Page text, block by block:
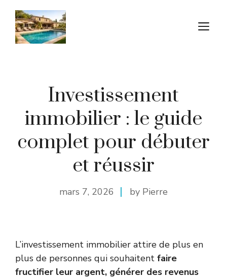
contenu
Investissement
immobilier : le guide
complet pour débuter
et réussir
mars 7, 2026 by Pierre
L’investissement immobilier attire de plus en
plus de personnes qui souhaitent faire
fructifier leur argent, générer des revenus